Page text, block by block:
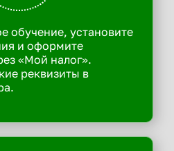
обучение, установите
и оформите
«Мой налог».
реквизиты в